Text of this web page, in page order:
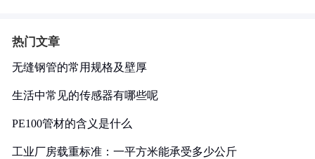
热门文章
无缝钢管的常用规格及壁厚
生活中常见的传感器有哪些呢
PE100管材的含义是什么
工业厂房载重标准：一平方米能承受多少公斤